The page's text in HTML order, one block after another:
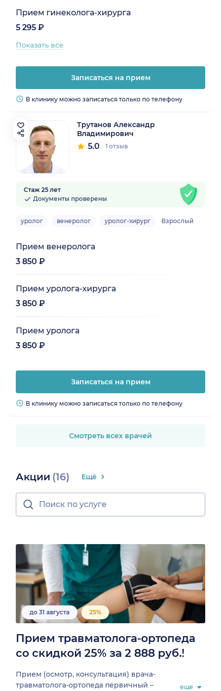
Прием гинеколога-хирурга
5 295 ₽
Показать все
Записаться на прием
В клинику можно записаться только по телефону
Трутанов Александр
Владимирович
5.0 1 отзыв
Стаж 25 лет
Документы проверены
уролог венеролог уролог-хирург Взрослый
Прием венеролога
3 850 ₽
Прием уролога-хирурга
3 850 ₽
Прием уролога
3 850 ₽
Записаться на прием
В клинику можно записаться только по телефону
Смотреть всех врачей
Акции (16) Ещё
до 31 августа 25%
Прием травматолога-ортопеда
со скидкой 25% за 2 888 руб.!
Прием (осмотр, консультация) врача-
травматолога-ортопеда первичный –
еще